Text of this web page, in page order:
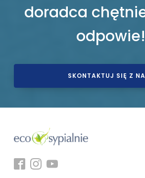
doradca
odpowie!
SKONTAKTUJ SIĘ Z